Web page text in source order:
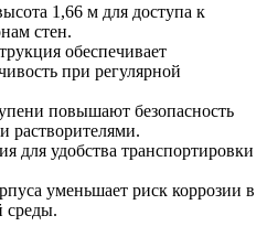
1,66 м для доступа к
стен.
обеспечивает
при регулярной
повышают безопасность
растворителями.
для удобства транспортировки
уменьшает риск коррозии в
среды.